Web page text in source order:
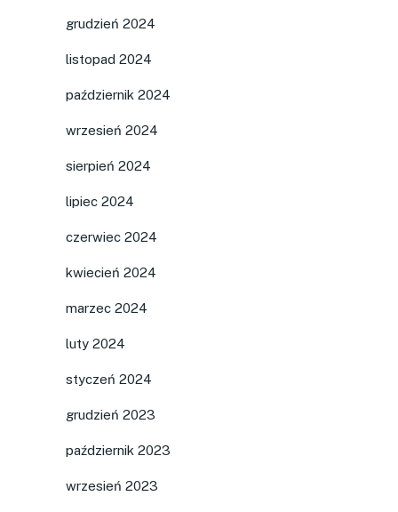
grudzień 2024
listopad 2024
październik 2024
wrzesień 2024
sierpień 2024
lipiec 2024
czerwiec 2024
kwiecień 2024
marzec 2024
luty 2024
styczeń 2024
grudzień 2023
październik 2023
wrzesień 2023